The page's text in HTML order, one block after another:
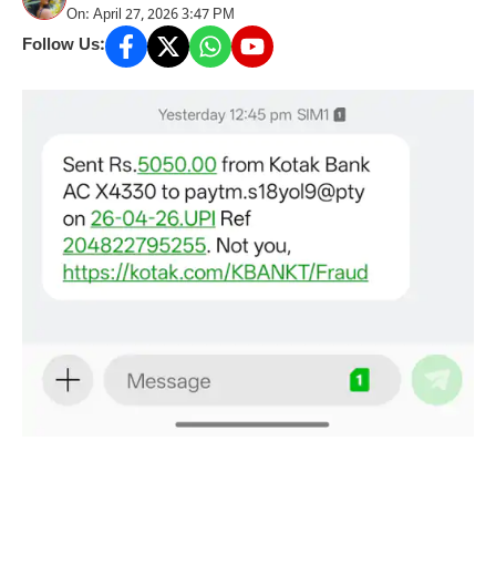
On: April 27, 2026 3:47 PM
Follow Us: